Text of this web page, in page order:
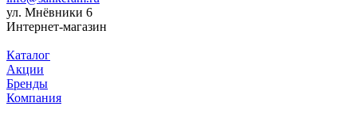
ул. Мнёвники 6
Интернет-магазин
Каталог
Акции
Бренды
Компания